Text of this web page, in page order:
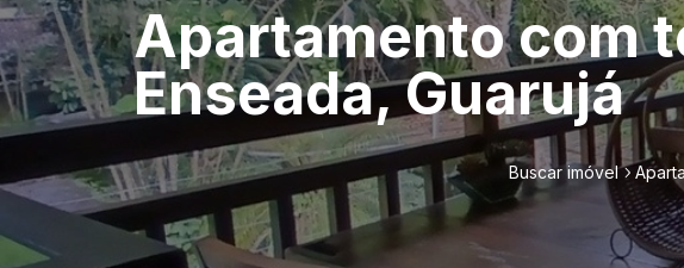
Apartamento com
Enseada, Guarujá
Buscar imóvel